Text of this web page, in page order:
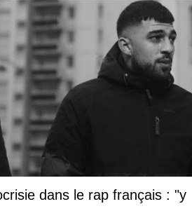
dans le rap français : "y